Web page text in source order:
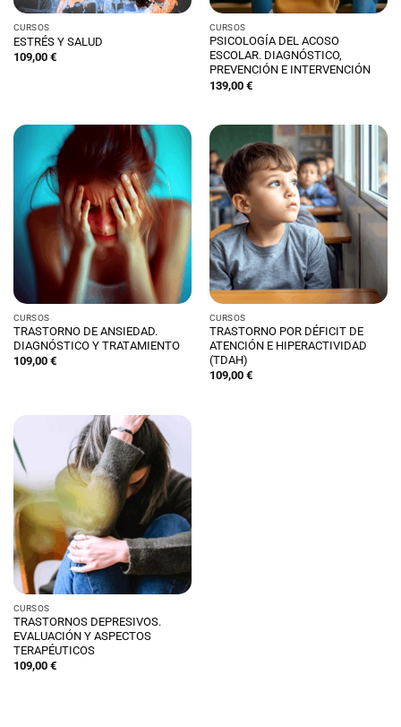
CURSOS
ESTRÉS Y SALUD
109,00 €
CURSOS
PSICOLOGÍA DEL ACOSO
ESCOLAR. DIAGNÓSTICO,
PREVENCIÓN E INTERVENCIÓN
139,00 €
CURSOS
TRASTORNO DE ANSIEDAD.
DIAGNÓSTICO Y TRATAMIENTO
109,00 €
CURSOS
TRASTORNO POR DÉFICIT DE
ATENCIÓN E HIPERACTIVIDAD
(TDAH)
109,00 €
CURSOS
TRASTORNOS DEPRESIVOS.
EVALUACIÓN Y ASPECTOS
TERAPÉUTICOS
109,00 €